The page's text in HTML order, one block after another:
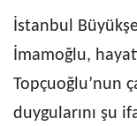
İstanbul
İmamoğlu,
Topçuoğlu’nun
duygularını şu